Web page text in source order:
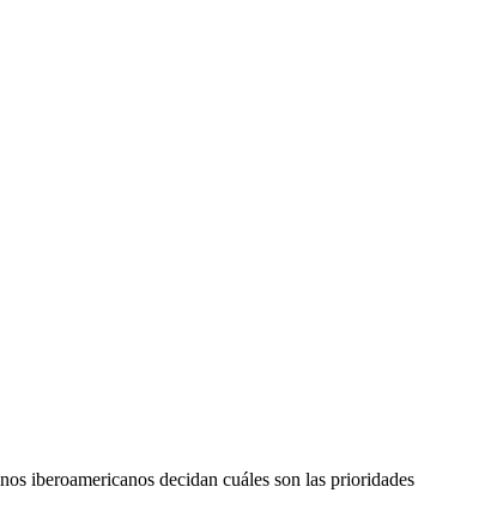
iberoamericanos decidan cuáles son las prioridades